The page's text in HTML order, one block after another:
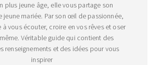
plus jeune âge, elle vous partage son
jeune mariée. Par son œil de passionnée,
à vous écouter, croire en vos rêves et oser
Véritable guide qui contient des
renseignements et des idées pour vous
inspirer